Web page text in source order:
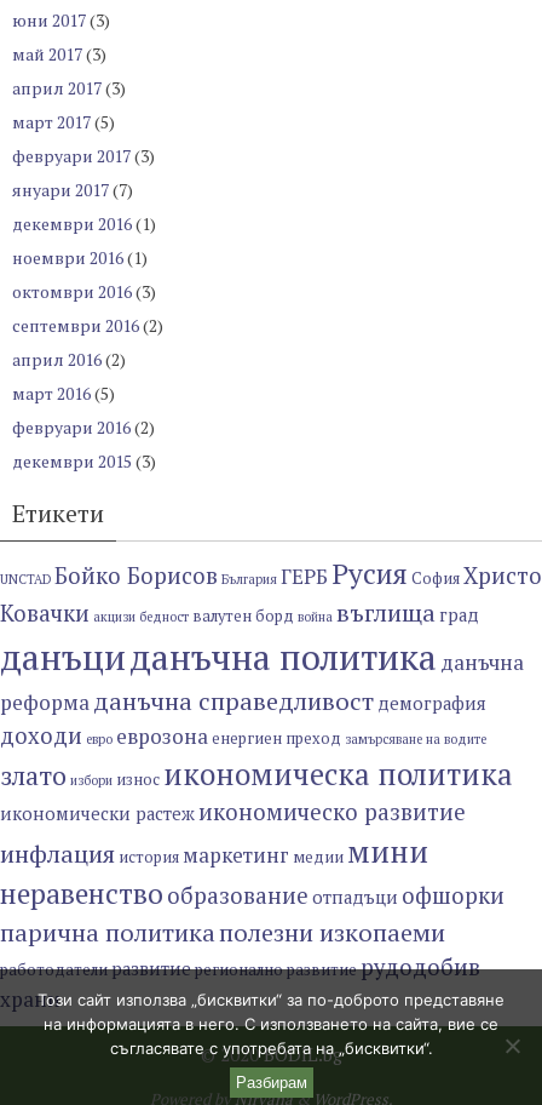
юни 2017(3)
май 2017(3)
април 2017(3)
март 2017(5)
февруари 2017(3)
януари 2017(7)
декември 2016(1)
ноември 2016(1)
октомври 2016(3)
септември 2016(2)
април 2016(2)
март 2016(5)
февруари 2016(2)
декември 2015 (3)
Етикети
UNCTAD Бойко Борисов България ГЕРБ Русия СофияХристо
Ковачки акцизи бедност валутен борд война въглищаград
данъциданъчна политика данъчна
реформаданъчна справедливост демография
доходи евро еврозонаенергиен преход замърсяване на водите
злато избори износ икономическа политика
икономически растежикономическо развитие
инфлация история маркетинг медии мини
неравенство образование отпадъци офшорки
парична политикаполезни изкопаеми
работодателиразвитиерегионално развитиерудодобив
храни
© 2020BODIL.bg
Powered byNirvana&WordPress.
Този сайт използва „бисквитки“ за по-доброто представяне
на информацията в него. С използването на сайта, вие се
съгласявате с употребата на „бисквитки“.
Разбирам